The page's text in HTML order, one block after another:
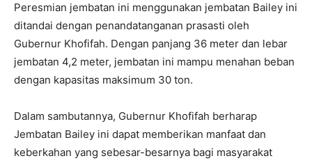
Peresmian jembatan ini menggunakan jembatan Bailey ini
ditandai dengan penandatanganan prasasti oleh
Gubernur Khofifah. Dengan panjang 36 meter dan lebar
jembatan 4,2 meter, jembatan ini mampu menahan beban
dengan kapasitas maksimum 30 ton.
Dalam sambutannya, Gubernur Khofifah berharap
Jembatan Bailey ini dapat memberikan manfaat dan
keberkahan yang sebesar-besarnya bagi masyarakat